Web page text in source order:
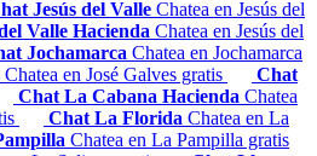
Jesús del Valle Chatea en Jesús del
Valle Hacienda Chatea en Jesús del
Jochamarca Chatea en Jochamarca
Chatea en José Galves gratis
Chat
Chat La Cabana Hacienda Chatea
Chat La Florida Chatea en La
Chatea en La Pampilla gratis